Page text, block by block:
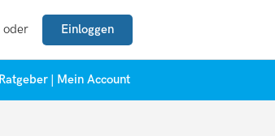
oder Einloggen
Ratgeber Mein Account